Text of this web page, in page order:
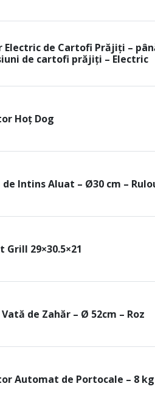
de Cartofi Prăjiți –
de cartofi prăjiți – Electric
Hoț Dog
de Intins Aluat – Ø30 cm –
Grill 29×30.5×21
de Zahăr – Ø 52cm – Roz
Automat de Portocale – 8